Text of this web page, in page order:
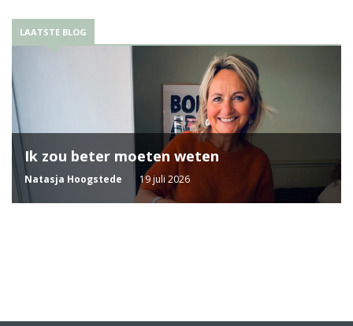
LAATSTE BLOG
Ik zou beter moeten weten
Natasja Hoogstede 19 juli 2026